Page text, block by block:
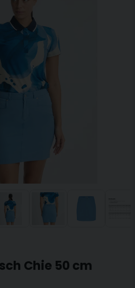
Chie 50 cm